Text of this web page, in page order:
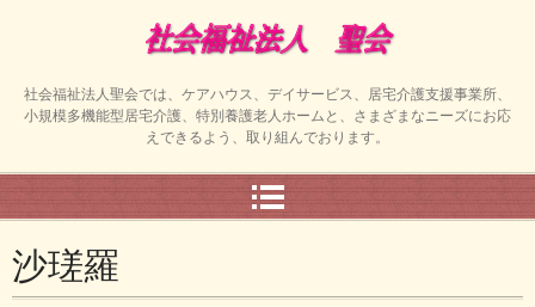
社会福祉法人聖会では、ケアハウス、デイサービス、居宅介護支援事業所、
小規模多機能型居宅介護、特別養護老人ホームと、さまざまなニーズにお応
えできるよう、取り組んでおります。
沙瑳羅